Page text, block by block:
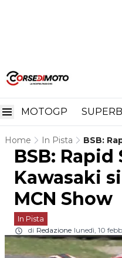
MOTOGP
Home In Pista
BSB:
BSB:
Kawasaki
MCN Show
In Pista
di Redazione lunedì, 10